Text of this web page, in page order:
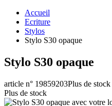
Accueil
Ecriture
Stylos
Stylo S30 opaque
Stylo S30 opaque
article n° 19859203Plus de stock
Plus de stock